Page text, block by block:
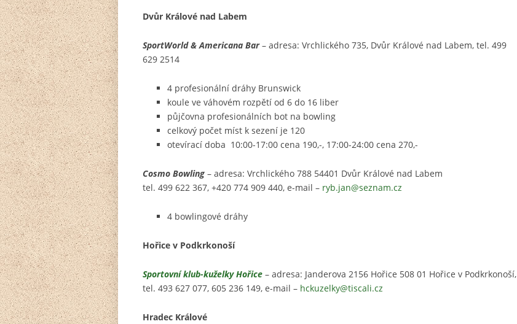
Dvůr Králové nad Labem
SportWorld & Americana Bar – adresa: Vrchlického 735, Dvůr Králové nad Labem, tel. 499
629 2514
4 profesionální dráhy Brunswick
koule ve váhovém rozpětí od 6 do 16 liber
půjčovna profesionálních bot na bowling
celkový počet míst k sezení je 120
otevírací doba 10:00-17:00 cena 190,-, 17:00-24:00 cena 270,-
Cosmo Bowling – adresa: Vrchlického 788 54401 Dvůr Králové nad Labem
tel. 499 622 367, +420 774 909 440, e-mail – ryb.jan@seznam.cz
4 bowlingové dráhy
Hořice v Podkrkonoší
Sportovní klub-kuželky Hořice – adresa: Janderova 2156 Hořice 508 01 Hořice v Podkrkonoší,
tel. 493 627 077, 605 236 149, e-mail – hckuzelky@tiscali.cz
Hradec Králové